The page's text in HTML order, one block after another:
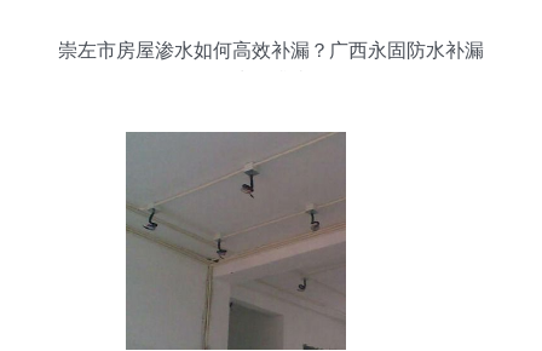
崇左市房屋渗水如何高效补漏？广西永固防水补漏